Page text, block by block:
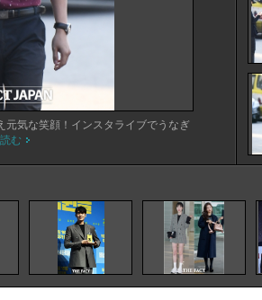
元気な笑顔！インスタライブでうなぎ
む